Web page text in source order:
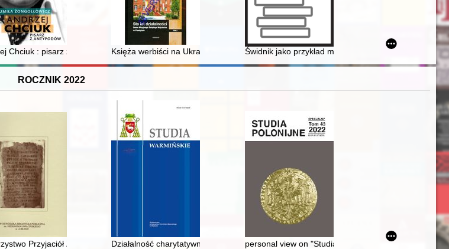
only many years later that I come to appreciate her fully
Chciuk : pisarz z antypodówKsięża werbiści na Ukrainie Świdnik jako przykład miasta robotniczego po II
ROCZNIK 2022
w życiu muzycznym Warszawy lat dwudziestych XX wieku
Przyjaciół Żołnierza Polskiego (1917-1922, 1944-1946) = The Society of Friends of the Polish Soldier (1917-
Działalność charytatywna w Braniewie w latach trzydziestych XIX wieku w świetle
personal view on "Studia Polonijne"